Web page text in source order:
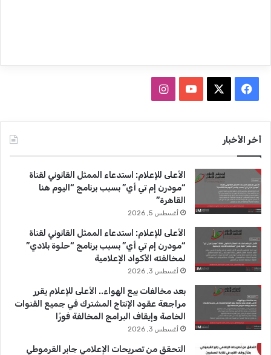
س
و
ك
T
u
b
e
ق
ا
م
أخر الأخبار
الأعلى للإعلام: استدعاء الممثل القانوني لقناة
“مودرن إم تي أي” بسبب برنامج “اليوم هنا
القاهرة”
أغسطس 5, 2026
الأعلى للإعلام: استدعاء الممثل القانوني لقناة
“مودرن إم تي أي” بسبب برنامج “حلوة بلادي”
لمخالفته الأكواد الإعلامية
أغسطس 3, 2026
بعد مخالفات بيع الهواء.. الأعلى للإعلام يقرر
مراجعة عقود الإنتاج المشترك في جميع القنوات
الخاصة وإيقاف البرامج المخالفة فورًا
أغسطس 3, 2026
التحقق من تصريحات الإعلامي جابر القرموطي